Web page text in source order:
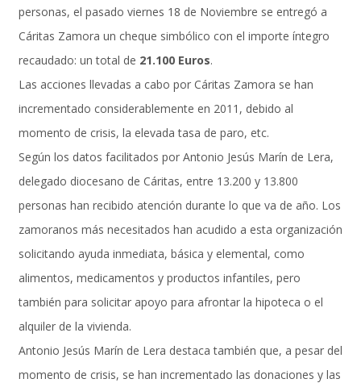
personas, el pasado viernes 18 de Noviembre se entregó a
Cáritas Zamora un cheque simbólico con el importe íntegro
recaudado: un total de 21.100 Euros.
Las acciones llevadas a cabo por Cáritas Zamora se han
incrementado considerablemente en 2011, debido al
momento de crisis, la elevada tasa de paro, etc.
Según los datos facilitados por Antonio Jesús Marín de Lera,
delegado diocesano de Cáritas, entre 13.200 y 13.800
personas han recibido atención durante lo que va de año. Los
zamoranos más necesitados han acudido a esta organización
solicitando ayuda inmediata, básica y elemental, como
alimentos, medicamentos y productos infantiles, pero
también para solicitar apoyo para afrontar la hipoteca o el
alquiler de la vivienda.
Antonio Jesús Marín de Lera destaca también que, a pesar del
momento de crisis, se han incrementado las donaciones y las